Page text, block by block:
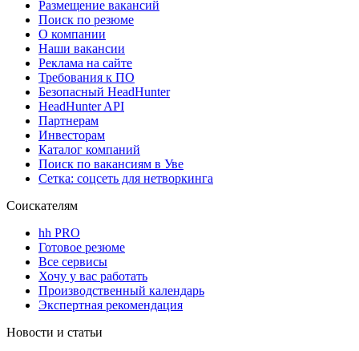
Размещение вакансий
Поиск по резюме
О компании
Наши вакансии
Реклама на сайте
Требования к ПО
Безопасный HeadHunter
HeadHunter API
Партнерам
Инвесторам
Каталог компаний
Поиск по вакансиям в Уве
Сетка: соцсеть для нетворкинга
Соискателям
hh PRO
Готовое резюме
Все сервисы
Хочу у вас работать
Производственный календарь
Экспертная рекомендация
Новости и статьи